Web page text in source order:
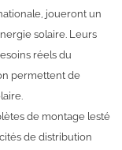
joueront un
solaire. Leurs
réels du
permettent de
de montage lesté
de distribution